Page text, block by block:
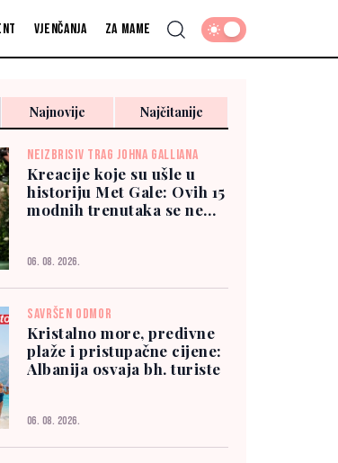
Vjenčanja Za mame
Najnovije Najčitanije
NEIZBRISIV TRAG JOHNA GALLIANA
Kreacije koje su ušle u
historiju Met Gale: Ovih 15
modnih trenutaka se ne
06. 08. 2026.
SAVRŠEN ODMOR
Kristalno more, predivne
plaže i pristupačne cijene:
Albanija osvaja bh. turiste
06. 08. 2026.